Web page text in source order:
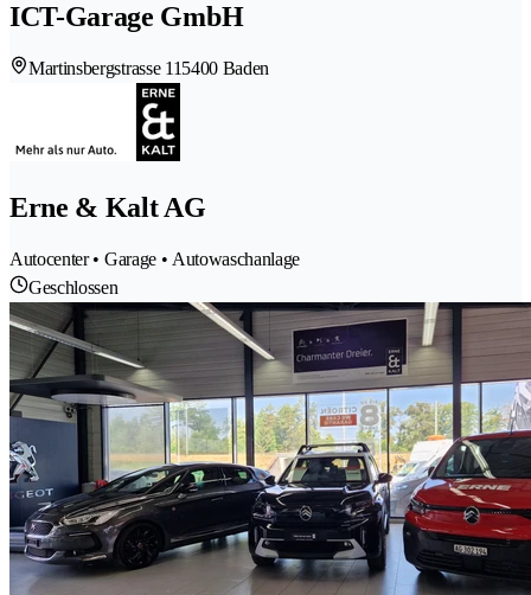
ICT-Garage GmbH
Martinsbergstrasse 115400 Baden
Erne & Kalt AG
Autocenter • Garage • Autowaschanlage
Geschlossen